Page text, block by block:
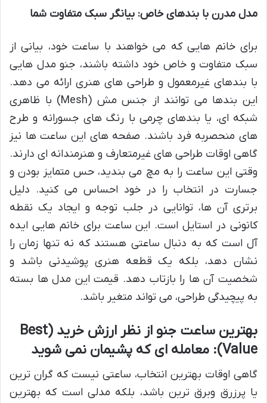
مدل مدرن با بندهای خاص: بیانگر سبک متفاوت شما
برای خانم هایی که می خواهند با ساعت خود، بیانی از
سبک متفاوت و خاص خود داشته باشند، جنو مدل هایی
با بندهای غیرمعمول و طراحی های هنری ارائه می دهد.
این بندها می توانند از جنس مش (Mesh) با ظاهری
شبکه ای، یا بندهای چرمی با رنگ های جسورانه و طرح
های منحصربه فرد باشند. صفحه های این ساعت ها نیز
گاهی اوقات طراحی های غیرمتعارف و هنرمندانه ای دارند.
وقتی این ساعت را به مچ می بندید، حس متمایز بودن و
جسارت در انتخاب را در خود احساس می کنید. دلیل
برتری آن ها، توانایی در جلب توجه و ایجاد یک نقطه
کانونی در استایل است. این ساعت برای خانم هایی ایده
آل است که به دنبال ساعتی هستند که نه تنها زمان را
نشان دهد، بلکه یک قطعه هنری پوشیدنی باشد و
شخصیت آن ها را بازتاب دهد. قیمت این مدل ها بسته
به پیچیدگی طراحی، می تواند متغیر باشد.
بهترین ساعت جنو از نظر ارزش خرید (Best
Value): معامله ای که پشیمان نمی شوید
گاهی اوقات بهترین انتخاب، ساعتی نیست که گران ترین
یا پرزرق وبرق ترین باشد، بلکه مدلی است که بهترین